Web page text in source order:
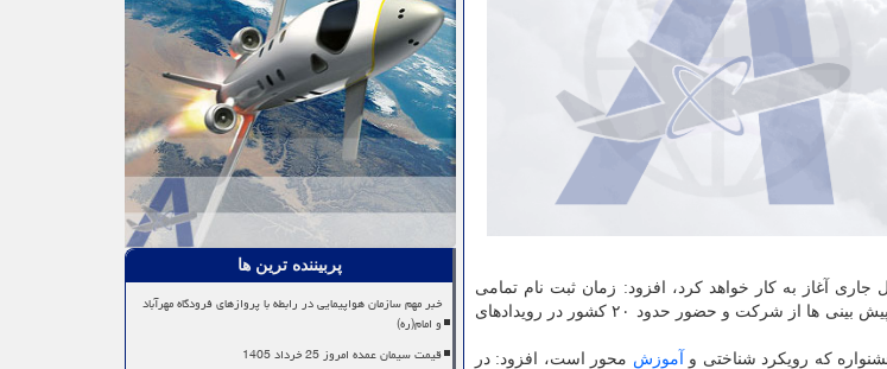
جاری آغاز به کار خواهد کرد، افزود: زمان ثبت نام تمامی
رویدادها از ۱۵ فروردین ماه شروع شده و تا اختتام اردیبهشت ادامه خواهد داشت و پیش بینی ها از شرکت و حضور حدود ۲۰ کشور در رویدادهای
که رویکرد شناختی و
آموزش محور است، افزود: در
پربیننده ترین ها
خبر مهم سازمان هواپیمایی در رابطه با پروازهای فرودگاه مهرآباد
و امام(ره)
قیمت سیمان عمده امروز 25 خرداد 1405